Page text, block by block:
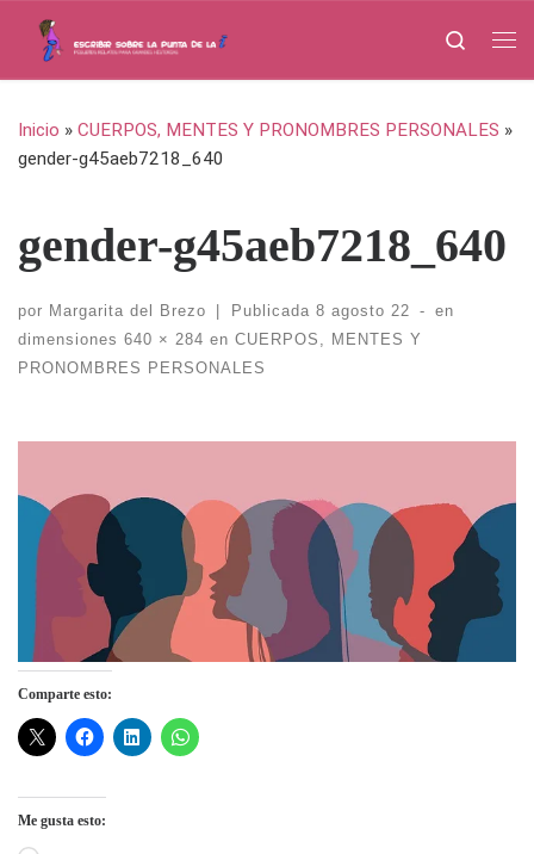
Saltar al contenido
Search
Inicio » CUERPOS, MENTES Y PRONOMBRES PERSONALES »
gender-g45aeb7218_640
gender-g45aeb7218_640
por Margarita del Brezo Publicada 8 agosto 22 -
en
dimensiones 640 × 284 en CUERPOS, MENTES Y
PRONOMBRES PERSONALES
Navegación de imágenes
Comparte esto:
Me gusta esto: